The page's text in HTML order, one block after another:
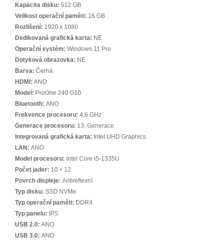
Kapacita disku: 512 GB
Velikost operační paměti: 16 GB
Rozlišení: 1920 x 1080
Dedikovaná grafická karta: NE
Operační systém: Windows 11 Pro
Dotyková obrazovka: NE
Barva: Černá
HDMI: ANO
Model: ProOne 240 G10
Bluetooth: ANO
Frekvence procesoru: 4,6 GHz
Generace procesoru: 13. Generace
Integrovaná grafická karta: Intel UHD Graphics
LAN: ANO
Model procesoru: Intel Core i5-1335U
Počet jader: 10 + 12
Povrch displeje: Antireflexní
Typ disku: SSD NVMe
Typ operační paměti: DDR4
Typ panelu:
IPS
USB 2.0: ANO
USB 3.0: ANO